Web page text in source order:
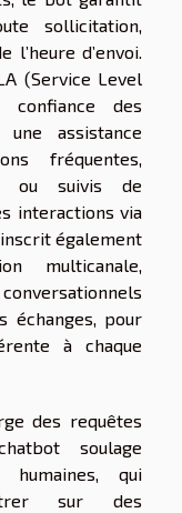
sollicitation,
l’heure d’envoi.
(Service Level
des
assistance
fréquentes,
ou suivis de
interactions via
également
multicanale,
échanges, pour
à chaque
des requêtes
soulage
humaines, qui
sur des